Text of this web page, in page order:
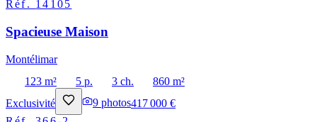
Réf. 14105
Spacieuse Maison
Montélimar
123 m²
5 p. 3 ch.
860 m²
Exclusivité
9 photos417 000 €